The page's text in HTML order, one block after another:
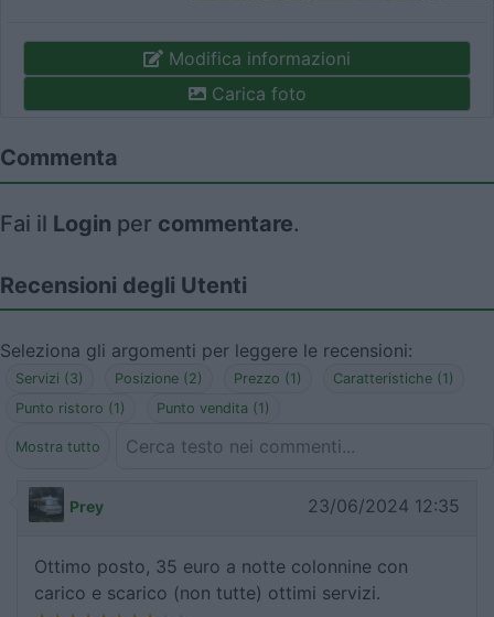
Modifica informazioni
Carica foto
Commenta
Fai il Login per commentare.
Recensioni degli Utenti
Seleziona gli argomenti per leggere le recensioni:
Servizi (3) Posizione (2) Prezzo (1)
Caratteristiche (1)
Punto ristoro (1)
Punto vendita (1)
Mostra tutto
Prey 23/06/2024 12:35
Ottimo posto, 35 euro a notte colonnine con
carico e scarico (non tutte) ottimi servizi.